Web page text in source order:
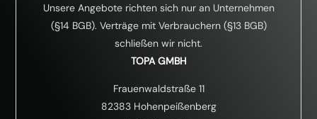
Unsere Angebote richten sich nur an Unternehmen
(§14 BGB). Verträge mit Verbrauchern (§13 BGB)
schließen wir nicht.
TOPA GMBH
Frauenwaldstraße 11
82383 Hohenpeißenberg